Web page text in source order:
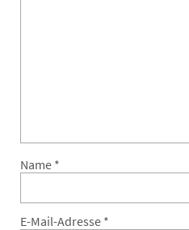
Name *
E-Mail-Adresse *